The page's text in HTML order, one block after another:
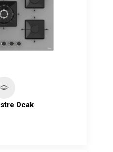
Ocak